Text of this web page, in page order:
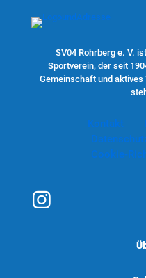
SV04 Rohrberg e. V.
Sportverein, der seit
Gemeinschaft und aktives
Kontakt
Cookie-